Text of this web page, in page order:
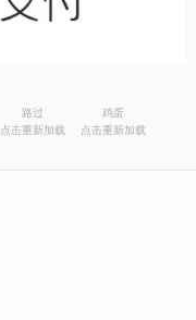
路过
点击重新加载
鸡蛋
点击重新加载